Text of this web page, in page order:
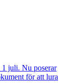
juli. Nu poserar
för att lura